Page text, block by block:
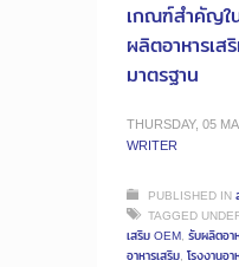
เกณฑ์สำคัญใ
ผลิตอาหารเส
มาตรฐาน
THURSDAY, 05
WRITER
PUBLISHED IN
TAGGED
เสริม OEM, รับผลิตอา
อาหารเสริม, โรงงานอา